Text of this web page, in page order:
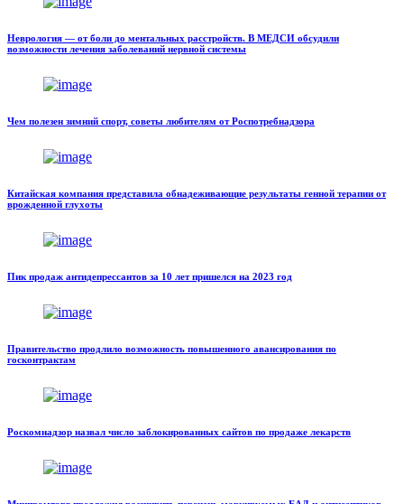
Неврология — от боли до ментальных расстройств. В МЕДСИ обсудили
возможности лечения заболеваний нервной системы
Чем полезен зимний спорт, советы любителям от Роспотребнадзора
Китайская компания представила обнадеживающие результаты генной терапии от
врожденной глухоты
Пик продаж антидепрессантов за 10 лет пришелся на 2023 год
Правительство продлило возможность повышенного авансирования по
госконтрактам
Роскомнадзор назвал число заблокированных сайтов по продаже лекарств